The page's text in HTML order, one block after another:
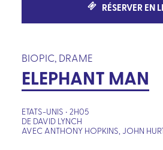
RÉSERVER EN
BIOPIC, DRAME
ELEPHANT MAN
ETATS-UNIS • 2H05
DE DAVID LYNCH
AVEC ANTHONY HOPKINS, JOHN